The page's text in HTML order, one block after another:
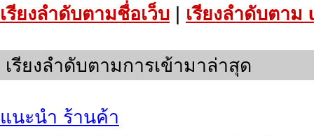
เรียงลำดับตามชื่อเว็บ เรียงลำดับตาม
เรียงลำดับตามการเข้ามาล่าสุด
แนะนำ ร้านค้า